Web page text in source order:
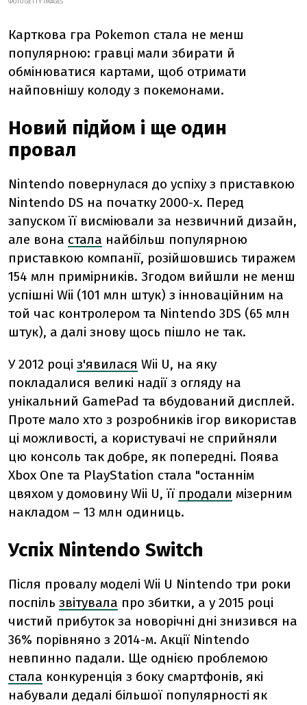
ФОТО GETTY IMAGES
Карткова гра Pokemon стала не менш
популярною: гравці мали збирати й
обмінюватися картами, щоб отримати
найповнішу колоду з покемонами.
Новий підйом і ще один
провал
Nintendo повернулася до успіху з приставкою
Nintendo DS на початку 2000-х. Перед
запуском її висміювали за незвичний дизайн,
але вона стала найбільш популярною
приставкою компанії, розійшовшись тиражем
154 млн примірників. Згодом вийшли не менш
успішні Wii (101 млн штук) з інноваційним на
той час контролером та Nintendo 3DS (65 млн
штук), а далі знову щось пішло не так.
У 2012 році з'явилася Wii U, на яку
покладалися великі надії з огляду на
унікальний GamePad та вбудований дисплей.
Проте мало хто з розробників ігор використав
ці можливості, а користувачі не сприйняли
цю консоль так добре, як попередні. Поява
Xbox One та PlayStation стала "останнім
цвяхом у домовину Wii U, її продали мізерним
накладом – 13 млн одиниць.
Успіх Nintendo Switch
Після провалу моделі Wii U Nintendo три роки
поспіль звітувала про збитки, а у 2015 році
чистий прибуток за новорічні дні знизився на
36% порівняно з 2014-м. Акції Nintendo
невпинно падали. Ще однією проблемою
стала конкуренція з боку смартфонів, які
набували дедалі більшої популярності як